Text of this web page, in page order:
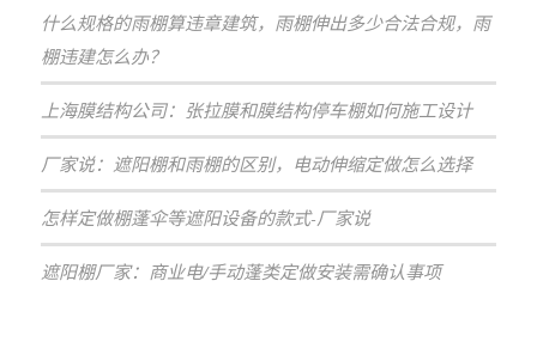
什么规格的雨棚算违章建筑，雨棚伸出多少合法合规，雨
棚违建怎么办？
上海膜结构公司：张拉膜和膜结构停车棚如何施工设计
厂家说：遮阳棚和雨棚的区别，电动伸缩定做怎么选择
怎样定做棚蓬伞等遮阳设备的款式-厂家说
遮阳棚厂家：商业电/手动蓬类定做安装需确认事项